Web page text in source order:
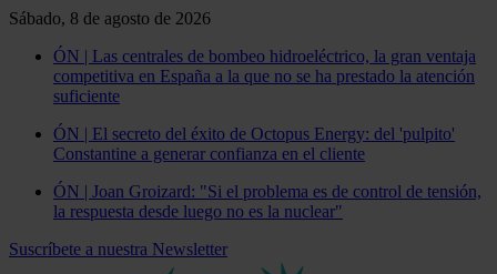
Sábado, 8 de agosto de 2026
ÓN | Las centrales de bombeo hidroeléctrico, la gran ventaja
competitiva en España a la que no se ha prestado la atención
suficiente
ÓN | El secreto del éxito de Octopus Energy: del 'pulpito'
Constantine a generar confianza en el cliente
ÓN | Joan Groizard: "Si el problema es de control de tensión,
la respuesta desde luego no es la nuclear"
Suscríbete a nuestra Newsletter